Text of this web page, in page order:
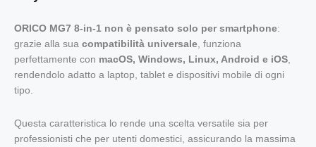
ORICO MG7 8-in-1 non è pensato solo per smartphone:
grazie alla sua compatibilità universale , funziona
perfettamente con macOS, Windows, Linux, Android e iOS
rendendolo adatto a laptop, tablet e dispositivi mobile di ogni
tipo.
Questa caratteristica lo rende una scelta versatile sia per
professionisti che per utenti domestici, assicurando la massima